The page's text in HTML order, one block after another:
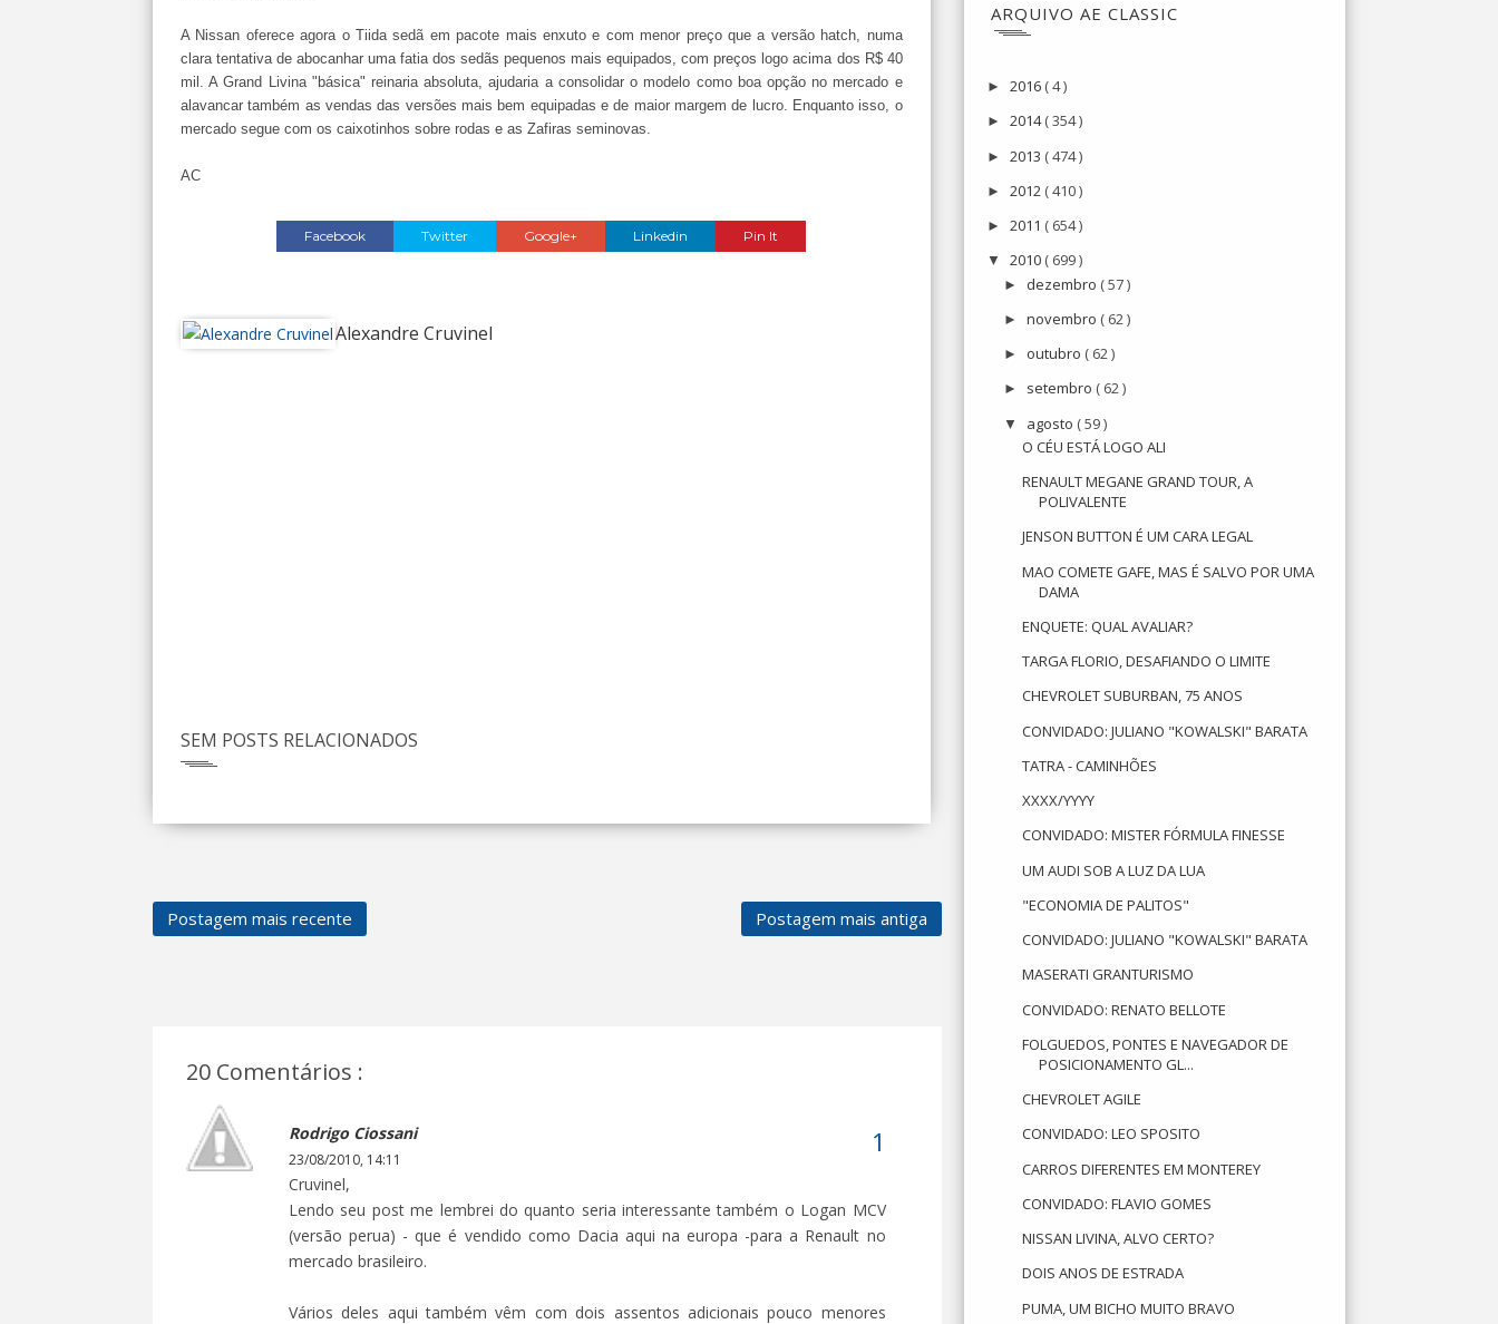
A Nissan oferece agora o Tiida sedã em pacote mais enxuto e com menor preço que a versão hatch, numa
clara tentativa de abocanhar uma fatia dos sedãs pequenos mais equipados, com preços logo acima dos R$ 40
mil. A Grand Livina "básica" reinaria absoluta, ajudaria a consolidar o modelo como boa opção no mercado e
alavancar também as vendas das versões mais bem equipadas e de maior margem de lucro. Enquanto isso, o
mercado segue com os caixotinhos sobre rodas e as Zafiras seminovas.
AC
Facebook Twitter Google+ Linkedin Pin It
Alexandre Cruvinel
SEM POSTS RELACIONADOS
Postagem mais recente Postagem mais antiga
20 Comentários :
Rodrigo Ciossani
23/08/2010, 14:11
Cruvinel,
Lendo seu post me lembrei do quanto seria interessante também o Logan MCV
(versão perua) - que é vendido como Dacia aqui na europa -para a Renault no
mercado brasileiro.
Vários deles aqui também vêm com dois assentos adicionais pouco menores
ARQUIVO AE CLASSIC
► 2016 ( 4 )
► 2014( 354 )
► 2013 ( 474 )
► 2012 ( 410 )
► 2011 ( 654 )
▼ 2010 ( 699 )
► dezembro ( 57 )
►novembro ( 62 )
► outubro ( 62 )
► setembro ( 62 )
▼ agosto ( 59 )
O CÉU ESTÁ LOGO ALI
RENAULT MEGANE GRAND TOUR, A
POLIVALENTE
JENSON BUTTON É UM CARA LEGAL
MAO COMETE GAFE, MAS É SALVO POR UMA
DAMA
ENQUETE: QUAL AVALIAR?
TARGA FLORIO, DESAFIANDO O LIMITE
CHEVROLET SUBURBAN, 75 ANOS
CONVIDADO: JULIANO "KOWALSKI" BARATA
TATRA - CAMINHÕES
XXXX/YYYY
CONVIDADO: MISTER FÓRMULA FINESSE
UM AUDI SOB A LUZ DA LUA
"ECONOMIA DE PALITOS"
CONVIDADO: JULIANO "KOWALSKI" BARATA
MASERATI GRANTURISMO
CONVIDADO: RENATO BELLOTE
FOLGUEDOS, PONTES E NAVEGADOR DE
POSICIONAMENTO GL...
CHEVROLET AGILE
CONVIDADO: LEO SPOSITO
CARROS DIFERENTES EM MONTEREY
CONVIDADO: FLAVIO GOMES
NISSAN LIVINA, ALVO CERTO?
DOIS ANOS DE ESTRADA
PUMA, UM BICHO MUITO BRAVO